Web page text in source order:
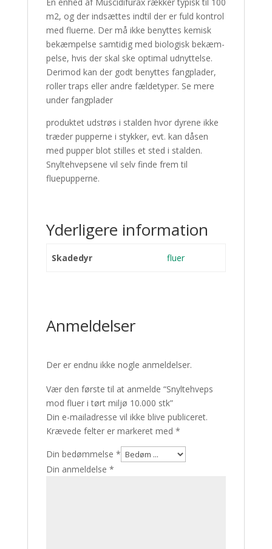
m2, og der ind­sættes indtil der er fuld kon­trol
med fluerne. Der må ikke benyttes kemisk
bekæm­pelse sam­tidig med biol­o­gisk bekæm­
pelse, hvis der skal ske opti­mal udnyt­telse.
Der­i­mod kan der godt benyttes fang­plader,
roller traps eller andre fælde­typer. Se mere
under fangplader
produktet udstrøs i stalden hvor dyrene ikke
træder pupperne i stykker, evt. kan dåsen
med pupper blot stilles et sted i stalden.
Snyltehvepsene vil selv finde frem til
fluepupperne.
Yderligere information
Skadedyr fluer
Anmeldelser
Der er endnu ikke nogle anmeldelser.
Vær den første til at anmelde “Snyl­te­hveps
mod fluer i tørt miljø 10.000 stk”
Din e-mailadresse vil ikke blive publiceret.
Krævede felter er markeret med *
Din bedømmelse *
Din anmeldelse *